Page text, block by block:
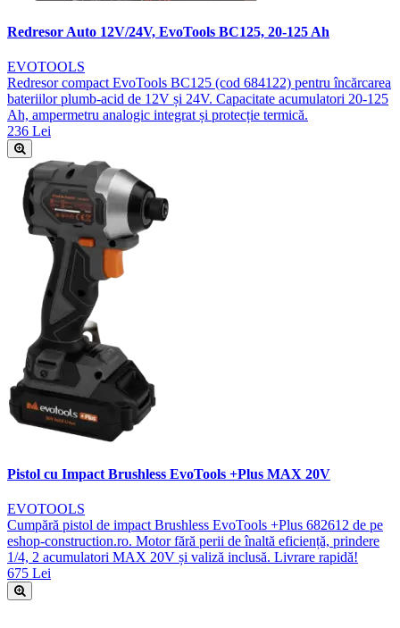
Redresor Auto 12V/24V, EvoTools BC125, 20-125 Ah
EVOTOOLS
Redresor compact EvoTools BC125 (cod 684122) pentru încărcarea
bateriilor plumb-acid de 12V și 24V. Capacitate acumulatori 20-125
Ah, ampermetru analogic integrat și protecție termică.
236 Lei
Pistol cu Impact Brushless EvoTools +Plus MAX 20V
EVOTOOLS
Cumpără pistol de impact Brushless EvoTools +Plus 682612 de pe
eshop-construction.ro. Motor fără perii de înaltă eficiență, prindere
1/4, 2 acumulatori MAX 20V și valiză inclusă. Livrare rapidă!
675 Lei